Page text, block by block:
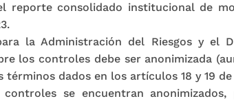
reporte consolidado institucional de
la Administración del Riesgos y el
los controles debe ser anonimizada
dados en los artículos 18 y 19 de
se encuentran